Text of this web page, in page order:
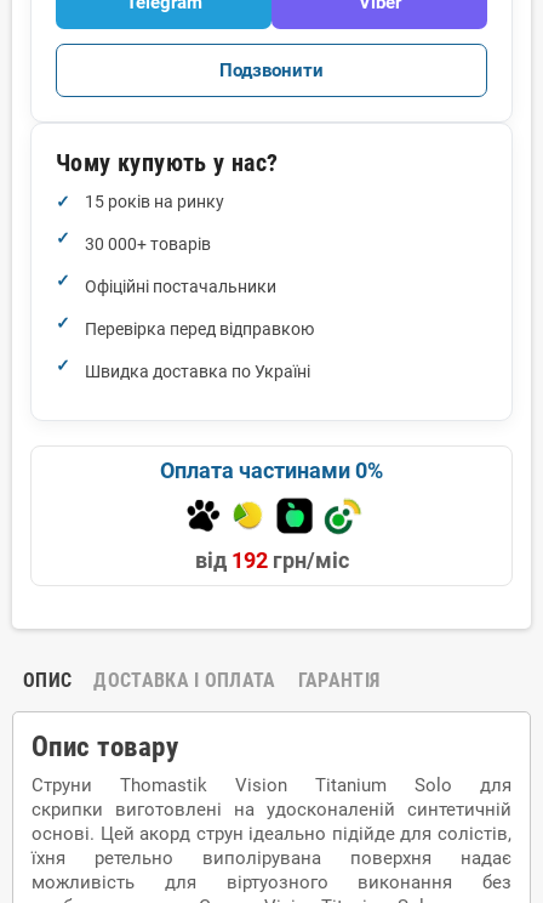
Подзвонити
Чому купують у нас?
15 років на ринку
30 000+ товарів
Офіційні постачальники
Перевірка перед відправкою
Швидка доставка по Україні
Оплата частинами 0%
від 192грн/міс
ОПИС ДОСТАВКА І ОПЛАТА ГАРАНТІЯ
Опис товару
Струни Thomastik Vision Titanium Solo для
скрипки виготовлені на удосконаленій синтетичній
основі. Цей акорд струн ідеально підійде для солістів,
їхня ретельно виполірувана поверхня надає
можливість для віртуозного виконання без